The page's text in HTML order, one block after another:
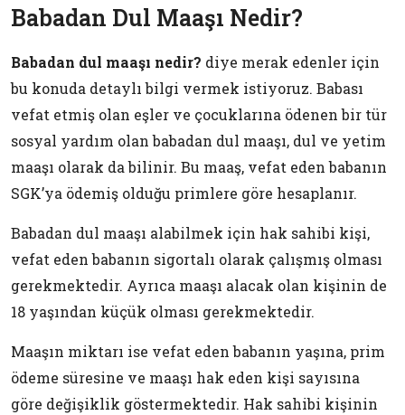
Babadan Dul Maaşı Nedir?
Babadan dul maaşı nedir? diye merak edenler için
bu konuda detaylı bilgi vermek istiyoruz. Babası
vefat etmiş olan eşler ve çocuklarına ödenen bir tür
sosyal yardım olan babadan dul maaşı, dul ve yetim
maaşı olarak da bilinir. Bu maaş, vefat eden babanın
SGK’ya ödemiş olduğu primlere göre hesaplanır.
Babadan dul maaşı alabilmek için hak sahibi kişi,
vefat eden babanın sigortalı olarak çalışmış olması
gerekmektedir. Ayrıca maaşı alacak olan kişinin de
18 yaşından küçük olması gerekmektedir.
Maaşın miktarı ise vefat eden babanın yaşına, prim
ödeme süresine ve maaşı hak eden kişi sayısına
göre değişiklik göstermektedir. Hak sahibi kişinin